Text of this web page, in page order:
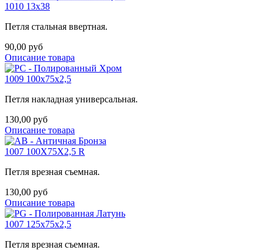
1010 13x38
Петля стальная ввертная.
90,00 руб
Описание товара
1009 100х75х2,5
Петля накладная универсальная.
130,00 руб
Описание товара
1007 100X75X2,5 R
Петля врезная съемная.
130,00 руб
Описание товара
1007 125х75х2,5
Петля врезная съемная.